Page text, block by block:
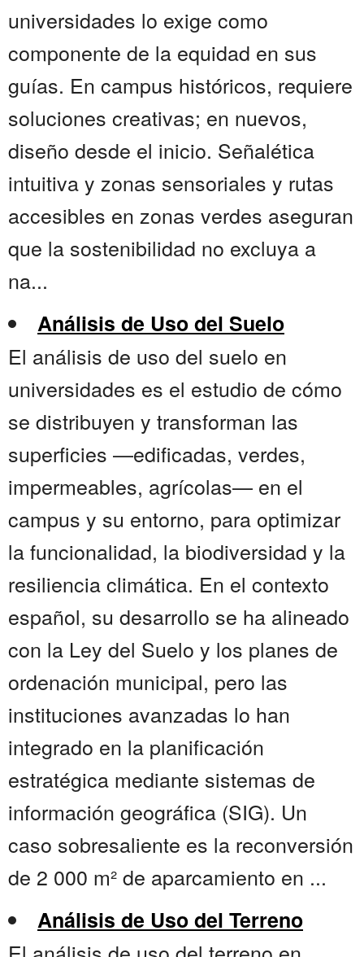
universidades lo exige como
componente de la equidad en sus
guías. En campus históricos, requiere
soluciones creativas; en nuevos,
diseño desde el inicio. Señalética
intuitiva y zonas sensoriales y rutas
accesibles en zonas verdes aseguran
que la sostenibilidad no excluya a
na...
Análisis de Uso del Suelo
El análisis de uso del suelo en
universidades es el estudio de cómo
se distribuyen y transforman las
superficies —edificadas, verdes,
impermeables, agrícolas— en el
campus y su entorno, para optimizar
la funcionalidad, la biodiversidad y la
resiliencia climática. En el contexto
español, su desarrollo se ha alineado
con la Ley del Suelo y los planes de
ordenación municipal, pero las
instituciones avanzadas lo han
integrado en la planificación
estratégica mediante sistemas de
información geográfica (SIG). Un
caso sobresaliente es la reconversión
de 2 000 m² de aparcamiento en ...
Análisis de Uso del Terreno